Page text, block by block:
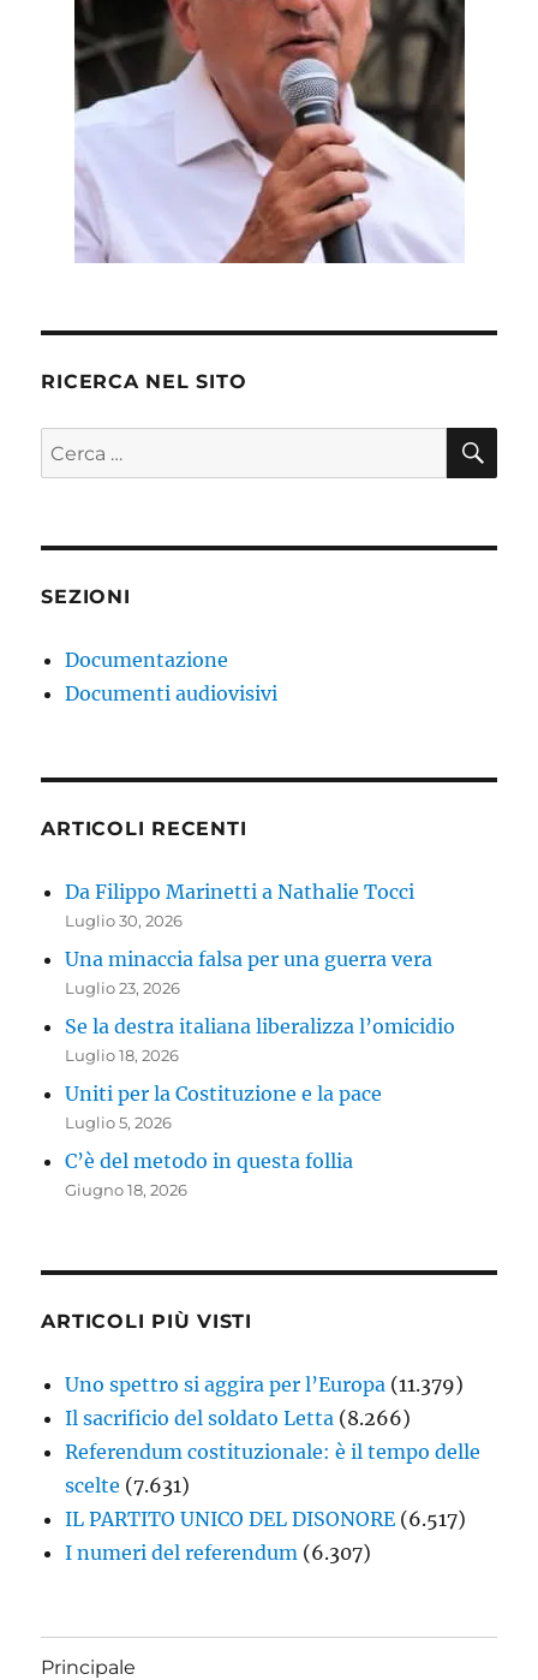
RICERCA NEL SITO
Cerca:
SEZIONI
Documentazione
Documenti audiovisivi
ARTICOLI RECENTI
Da Filippo Marinetti a Nathalie Tocci
Luglio 30, 2026
Una minaccia falsa per una guerra vera
Luglio 23, 2026
Se la destra italiana liberalizza l’omicidio
Luglio 18, 2026
Uniti per la Costituzione e la pace
Luglio 5, 2026
C’è del metodo in questa follia
Giugno 18, 2026
ARTICOLI PIÙ VISTI
Uno spettro si aggira per l’Europa (11.379)
Il sacrificio del soldato Letta (8.266)
Referendum costituzionale: è il tempo delle
scelte (7.631)
IL PARTITO UNICO DEL DISONORE (6.517)
I numeri del referendum (6.307)
Principale